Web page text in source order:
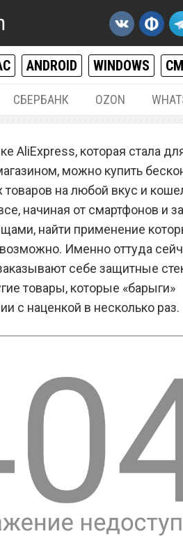
ANDROID WINDOWS
СБЕРБАНК OZON
абсолютно
AliExpress, которая стала
можно купить
на любой вкус и
начиная от смартфонов и
найти применение
Именно оттуда
себе защитные
товары, которые «барыги»
с наценкой в несколько раз.